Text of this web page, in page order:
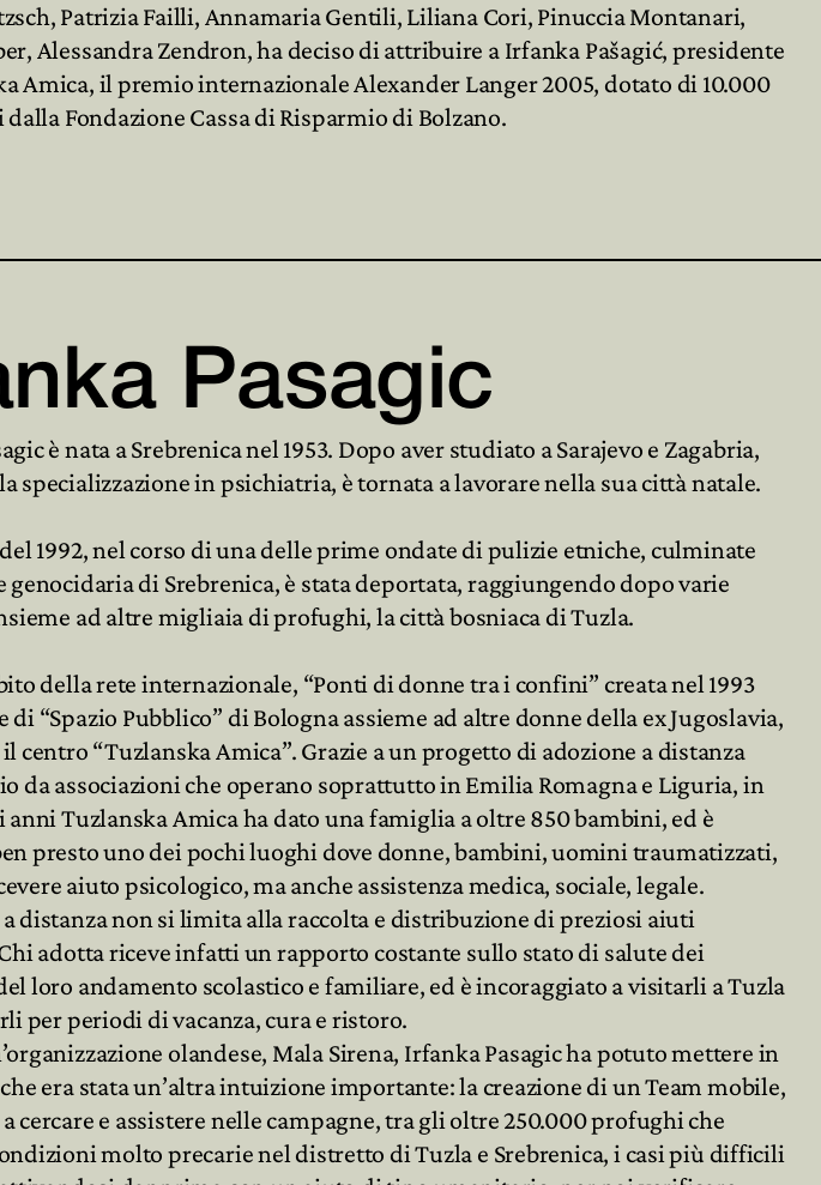
Patrizia Failli, Annamaria Gentili, Liliana Cori, Pinuccia Montanari,
Alessandra Zendron, ha deciso di attribuire a Irfanka Pašagić, presidente
Amica, il premio internazionale Alexander Langer 2005, dotato di 10.000
Fondazione Cassa di Risparmio di Bolzano.
Pasagic
è nata a Srebrenica nel 1953. Dopo aver studiato a Sarajevo e Zagabria,
specializzazione in psichiatria, è tornata a lavorare nella sua città natale.
1992, nel corso di una delle prime ondate di pulizie etniche, culminate
genocidaria di Srebrenica, è stata deportata, raggiungendo dopo varie
ad altre migliaia di profughi, la città bosniaca di Tuzla.
della rete internazionale, “Ponti di donne tra i confini” creata nel 1993
di “Spazio Pubblico” di Bologna assieme ad altre donne della ex Jugoslavia,
centro “Tuzlanska Amica”. Grazie a un progetto di adozione a distanza
da associazioni che operano soprattutto in Emilia Romagna e Liguria, in
anni Tuzlanska Amica ha dato una famiglia a oltre 850 bambini, ed è
presto uno dei pochi luoghi dove donne, bambini, uomini traumatizzati,
aiuto psicologico, ma anche assistenza medica, sociale, legale.
a distanza non si limita alla raccolta e distribuzione di preziosi aiuti
adotta riceve infatti un rapporto costante sullo stato di salute dei
loro andamento scolastico e familiare, ed è incoraggiato a visitarli a Tuzla
per periodi di vacanza, cura e ristoro.
olandese, Mala Sirena, Irfanka Pasagic ha potuto mettere in
era stata un’altra intuizione importante: la creazione di un Team mobile,
cercare e assistere nelle campagne, tra gli oltre 250.000 profughi che
molto precarie nel distretto di Tuzla e Srebrenica, i casi più difficili